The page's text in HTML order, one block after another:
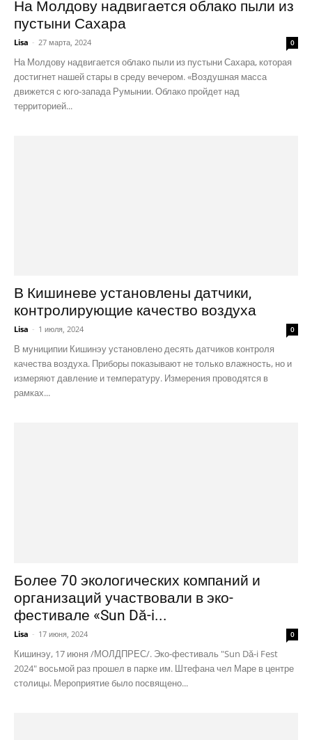
На Молдову надвигается облако пыли из
пустыни Сахара
Lisa - 27 марта, 2024 0
На Молдову надвигается облако пыли из пустыни Сахара, которая
достигнет нашей стары в среду вечером. «Воздушная масса
движется с юго-запада Румынии. Облако пройдет над
территорией...
В Кишиневе установлены датчики,
контролирующие качество воздуха
Lisa - 1 июля, 2024 0
В муниципии Кишинэу установлено десять датчиков контроля
качества воздуха. Приборы показывают не только влажность, но и
измеряют давление и температуру. Измерения проводятся в
рамках...
Более 70 экологических компаний и
организаций участвовали в эко-
фестивале «Sun Dă-i...
Lisa - 17 июня, 2024 0
Кишинэу, 17 июня /МОЛДПРЕС/. Эко-фестиваль "Sun Dă-i Fest
2024" восьмой раз прошел в парке им. Штефана чел Маре в центре
столицы. Мероприятие было посвящено...